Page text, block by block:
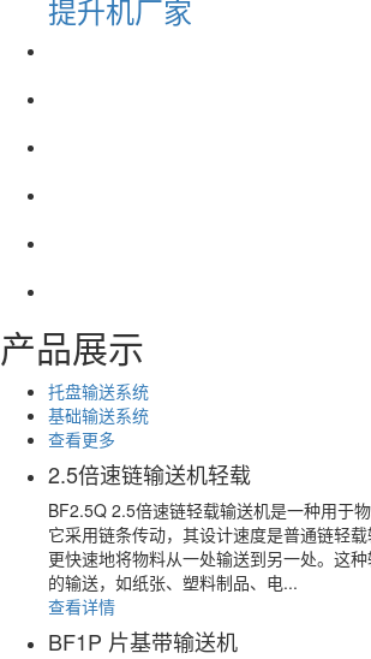
提升机厂家
产品展示
托盘输送系统
基础输送系统
查看更多
2.5倍速链输送机轻载
BF2.5Q 2.5倍速链轻载输送机是一种用于物
它采用链条传动，其设计速度是普通链轻
更快速地将物料从一处输送到另一处。这
的输送，如纸张、塑料制品、电...
查看详情
BF1P 片基带输送机